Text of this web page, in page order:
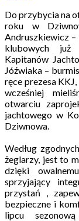
Do przybycia na
roku w
Andruszkiewicz
klubowych już
Kapitanów
Jóźwiaka –
ręce prezesa
wcześniej
otwarciu
jachtowego w
Dziwnowa.
Według
żeglarzy, jest to
dzięki
sprzyjający
przystań ,
bezpieczne i
lipcu